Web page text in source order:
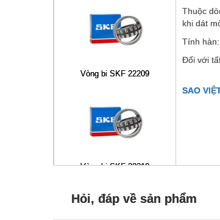
Vòng bi SKF 22209
Vòng bi SKF 22210
Thuộc
khi dát
Tính hàn:
Đối với
SAO
- cảm
Hỏi, đáp về sản phẩm